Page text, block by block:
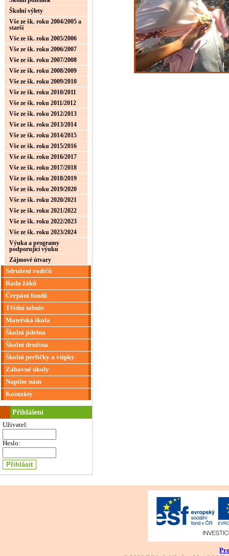
Školní výlety
Vše ze šk. roku 2004/2005 a
starší
Vše ze šk. roku 2005/2006
Vše ze šk. roku 2006/2007
Vše ze šk. roku 2007/2008
Vše ze šk. roku 2008/2009
Vše ze šk. roku 2009/2010
Vše ze šk. roku 2010/2011
Vše ze šk. roku 2011/2012
Vše ze šk. roku 2012/2013
Vše ze šk. roku 2013/2014
Vše ze šk. roku 2014/2015
Vše ze šk. roku 2015/2016
Vše ze šk. roku 2016/2017
Vše ze šk. roku 2017/2018
Vše ze šk. roku 2018/2019
Vše ze šk. roku 2019/2020
Vše ze šk. roku 2020/2021
Vše ze šk. roku 2021/2022
Vše ze šk. roku 2022/2023
Vše ze šk. roku 2023/2024
Výuka a programy
podporující výuku
Zájmové útvary
Sdružení rodičů
Rada žáků
Čerpání fondů
Třídní tabule
Mateřská škola
Školní jídelna
Školní družina
Školní perličky a vtípky
Zábavné úkoly
Napište nám
Kontakty
Přihlášení
Uživatel:
Heslo: